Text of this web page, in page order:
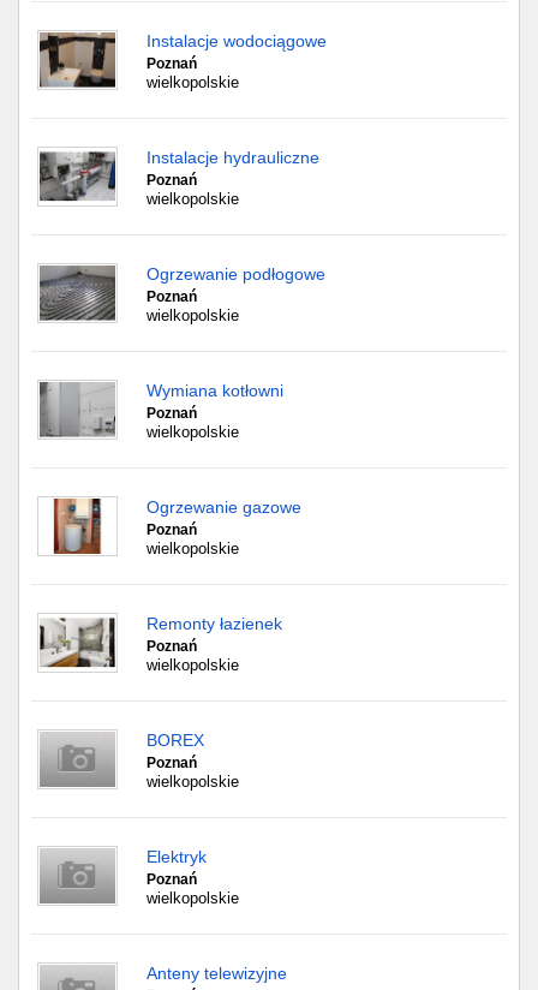
Instalacje wodociągowe
Poznań
wielkopolskie
Instalacje hydrauliczne
Poznań
wielkopolskie
Ogrzewanie podłogowe
Poznań
wielkopolskie
Wymiana kotłowni
Poznań
wielkopolskie
Ogrzewanie gazowe
Poznań
wielkopolskie
Remonty łazienek
Poznań
wielkopolskie
BOREX
Poznań
wielkopolskie
Elektryk
Poznań
wielkopolskie
Anteny telewizyjne